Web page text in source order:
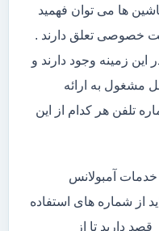
ها می توان فهمید
خصوصی تعلق دارند .
زمینه وجود دارند و
مشغول به ارائه
تلفن هر کدام از این
خدمات آمبولانس
از شماره های استفاده
دارید تا از